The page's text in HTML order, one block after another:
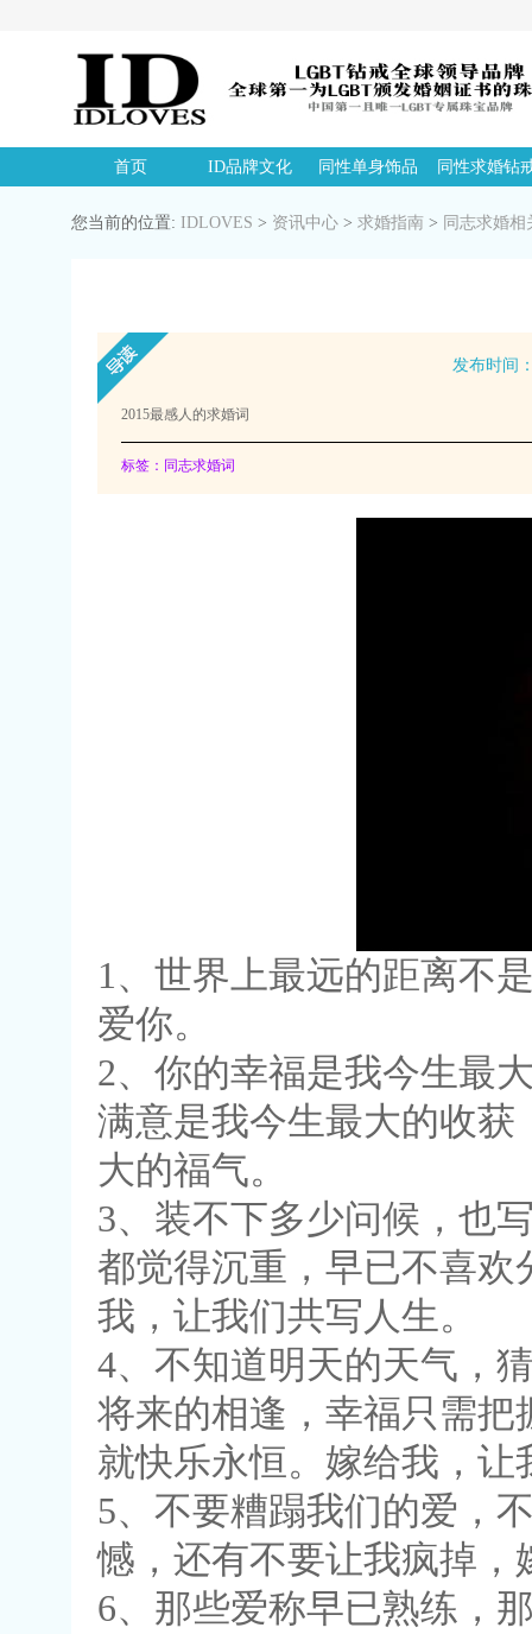
首页 ID品牌文化 同性单身饰品 同性求婚钻
您当前的位置: IDLOVES > 资讯中心 > 求婚指南 > 同志求婚相
发布时间
2015最感人的求婚词
标签：同志求婚词
1、世界上最远的距离不
爱你。
2、你的幸福是我今生最
满意是我今生最大的收
大的福气。
3、装不下多少问候，也
都觉得沉重，早已不喜
我，让我们共写人生。
4、不知道明天的天气，
将来的相逢，幸福只需
就快乐永恒。嫁给我，
5、不要糟蹋我们的爱，
憾，还有不要让我疯掉，
6、那些爱称早已熟练，